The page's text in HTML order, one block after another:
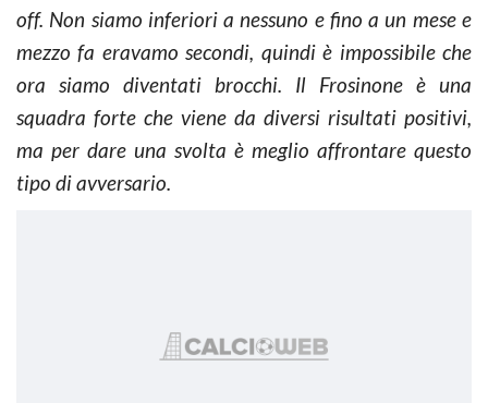
off. Non siamo inferiori a nessuno e fino a un mese e
mezzo fa eravamo secondi, quindi è impossibile che
ora siamo diventati brocchi. Il Frosinone è una
squadra forte che viene da diversi risultati positivi,
ma per dare una svolta è meglio affrontare questo
tipo di avversario.